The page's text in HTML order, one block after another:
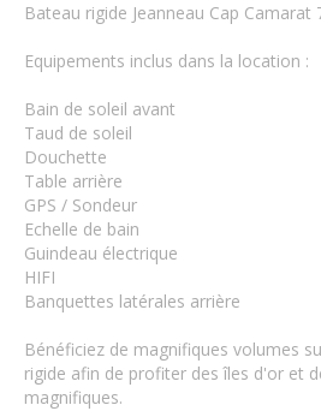
Bateau rigide Jeanneau Cap Camarat
Equipements inclus dans la location :
Bain de soleil avant
Taud de soleil
Douchette
Table arrière
GPS / Sondeur
Echelle de bain
Guindeau électrique
HIFI
Banquettes latérales arrière
Bénéficiez de magnifiques volumes
rigide afin de profiter des îles d'or et
magnifiques.